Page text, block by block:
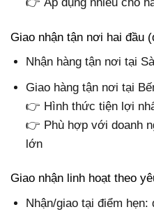
👉 Áp dụng nhiều cho
Giao nhận tận nơi hai đầu
Nhận hàng tận nơi tại
Giao hàng tận nơi tại
👉 Hình thức tiện lợi
👉 Phù hợp với doanh
lớn
Giao nhận linh hoạt theo
Nhận/giao tại điểm